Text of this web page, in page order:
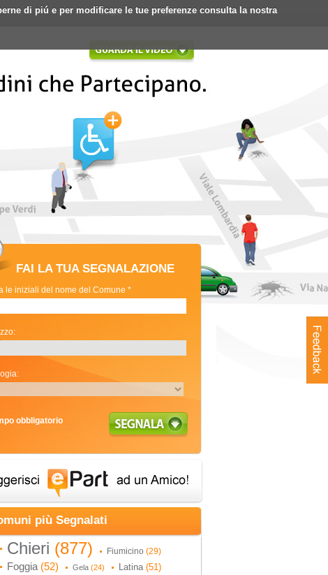
di piú e per modificare le tue preferenze consulta la nostra
Login Registrati
FAI LA TUA SEGNALAZIONE
le iniziali del nome del Comune *
obbligatorio
più Segnalati
Chieri (877) Fiumicino (29)
Foggia (52) Gela (24) Latina (51)